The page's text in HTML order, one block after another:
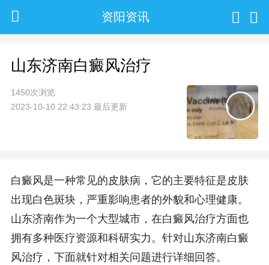
资阳资讯
山东济南白癜风治疗
1450次浏览
2023-10-10 22:43:23 最后更新
白癜风是一种常见的皮肤病，它的主要特征是皮肤
出现白色斑块，严重影响患者的外貌和心理健康。
山东济南作为一个大型城市，在白癜风治疗方面也
拥有多种医疗资源和科研实力。针对山东济南白癜
风治疗，下面就针对相关问题进行详细回答。